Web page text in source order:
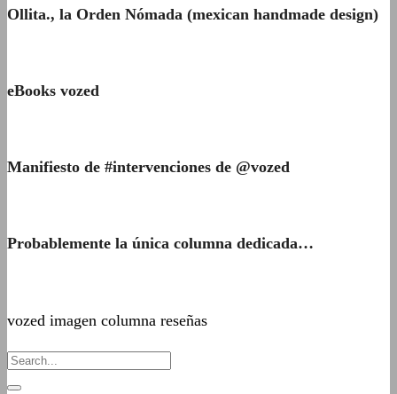
Ollita., la Orden Nómada (mexican handmade design)
eBooks vozed
Manifiesto de #intervenciones de @vozed
Probablemente la única columna dedicada…
vozed imagen columna reseñas